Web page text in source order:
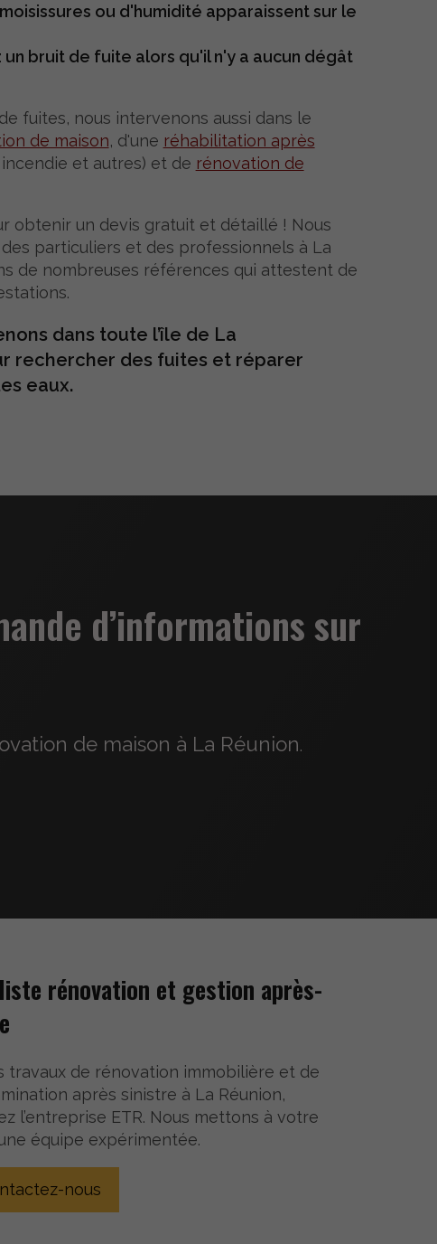
ou d'humidité apparaissent sur le
bruit de fuite alors qu'il n'y a aucun dégât
fuites, nous intervenons aussi dans le
de maison, d'une réhabilitation après
et autres) et de rénovation de
obtenir un devis gratuit et détaillé ! Nous
particuliers et des professionnels à La
de nombreuses références qui attestent de
dans toute l’île de La
rechercher des fuites et réparer
eaux.
d’informations sur
de maison à La Réunion.
rénovation et gestion après-
travaux de rénovation immobilière et de
après sinistre à La Réunion,
l’entreprise ETR. Nous mettons à votre
équipe expérimentée.
nous